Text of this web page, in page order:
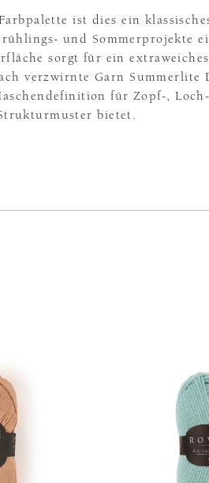
ist dies ein
und Sommerprojekte
sorgt für ein
verzwirnte Garn Summerlite
für Zopf-,
bietet.